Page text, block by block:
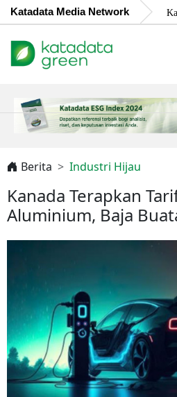
Katadata Media Network
Berita Industri Hijau
Kanada Terapkan
Aluminium, Baja